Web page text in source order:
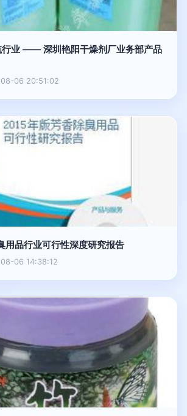
行业 —— 深圳艳阳干燥剂厂业务部产品
06 20:51:02
用品行业可行性深度研究报告
06 14:38:12